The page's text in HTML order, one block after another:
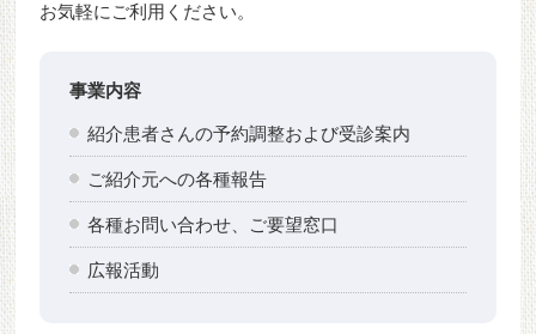
お気軽にご利用ください。
事業内容
紹介患者さんの予約調整および受診案内
ご紹介元への各種報告
各種お問い合わせ、ご要望窓口
広報活動